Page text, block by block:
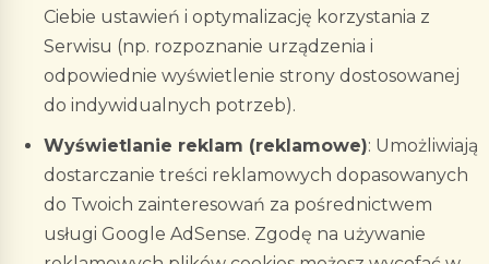
Ciebie ustawień i optymalizację korzystania z
Serwisu (np. rozpoznanie urządzenia i
odpowiednie wyświetlenie strony dostosowanej
do indywidualnych potrzeb).
Wyświetlanie reklam (reklamowe): Umożliwiają
dostarczanie treści reklamowych dopasowanych
do Twoich zainteresowań za pośrednictwem
usługi Google AdSense. Zgodę na używanie